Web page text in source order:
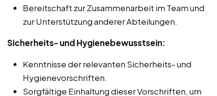
Bereitschaft zur Zusammenarbeit im Team und
zur Unterstützung anderer Abteilungen.
Sicherheits- und Hygienebewusstsein:
Kenntnisse der relevanten Sicherheits- und
Hygienevorschriften.
Sorgfältige Einhaltung dieser Vorschriften, um